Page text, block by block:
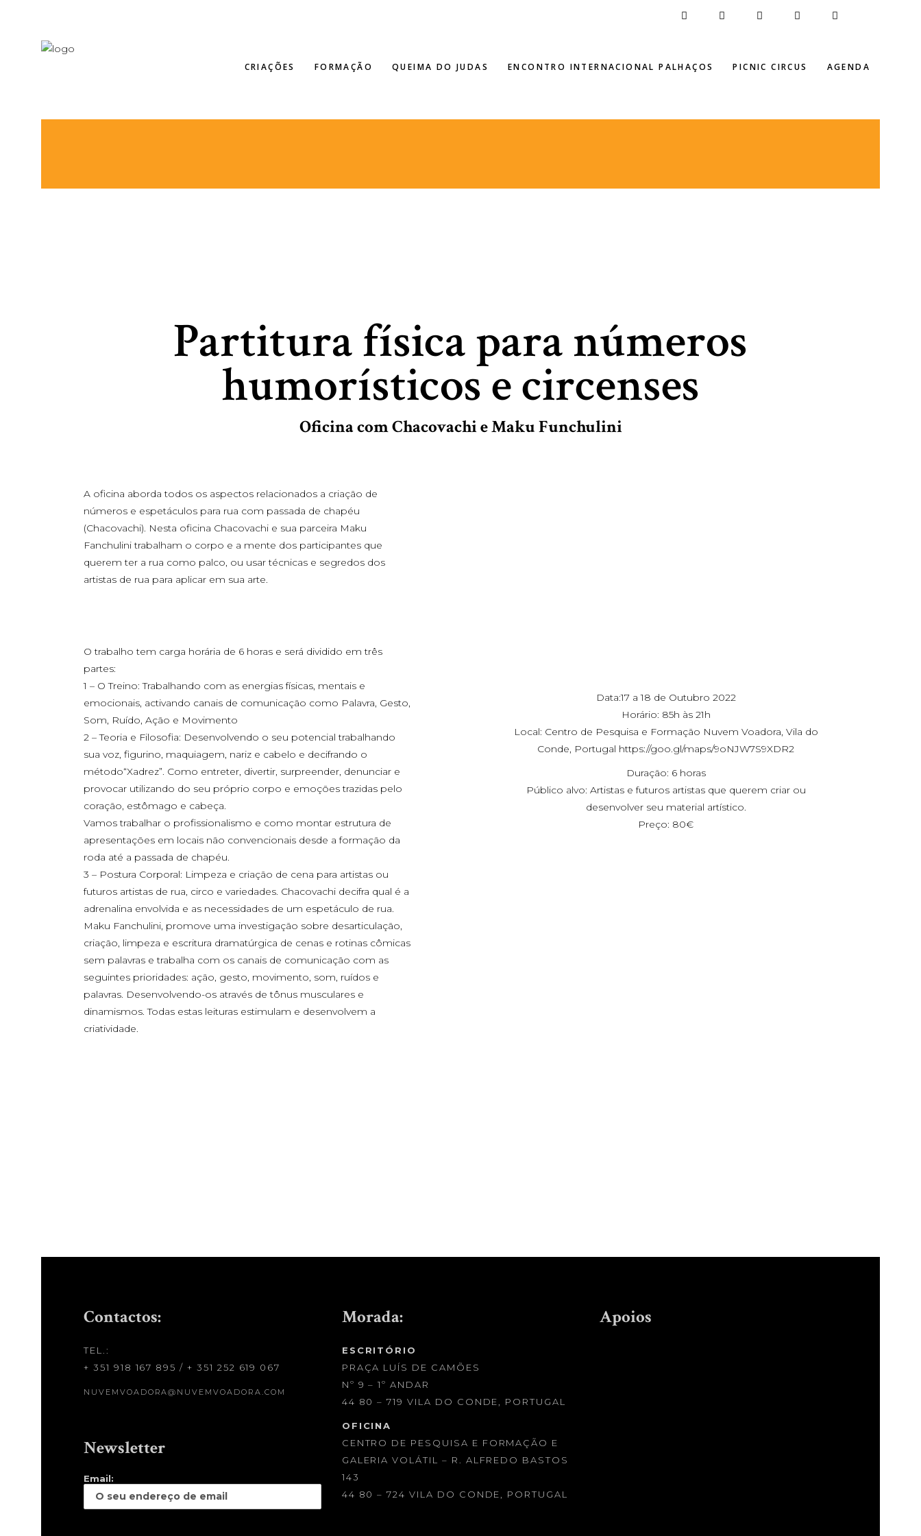
CRIAÇÕES FORMAÇÃO QUEIMA DO JUDAS ENCONTRO INTERNACIONAL PALHAÇOS PICNIC CIRCUS AGENDA
Partitura física para números
humorísticos e circenses
Oficina com Chacovachi e Maku Funchulini
A oficina aborda todos os aspectos relacionados a criação de
números e espetáculos para rua com passada de chapéu
(Chacovachi). Nesta oficina Chacovachi e sua parceira Maku
Fanchulini trabalham o corpo e a mente dos participantes que
querem ter a rua como palco, ou usar técnicas e segredos dos
artistas de rua para aplicar em sua arte.
O trabalho tem carga horária de 6 horas e será dividido em três
partes:
1 – O Treino: Trabalhando com as energias físicas, mentais e
emocionais, activando canais de comunicação como Palavra, Gesto,
Som, Ruído, Ação e Movimento
2 – Teoria e Filosofia: Desenvolvendo o seu potencial trabalhando
sua voz, figurino, maquiagem, nariz e cabelo e decifrando o
método“Xadrez”. Como entreter, divertir, surpreender, denunciar e
provocar utilizando do seu próprio corpo e emoções trazidas pelo
coração, estômago e cabeça.
Vamos trabalhar o profissionalismo e como montar estrutura de
apresentações em locais não convencionais desde a formação da
roda até a passada de chapéu.
3 – Postura Corporal: Limpeza e criação de cena para artistas ou
futuros artistas de rua, circo e variedades. Chacovachi decifra qual é a
adrenalina envolvida e as necessidades de um espetáculo de rua.
Maku Fanchulini, promove uma investigação sobre desarticulação,
criação, limpeza e escritura dramatúrgica de cenas e rotinas cômicas
sem palavras e trabalha com os canais de comunicação com as
seguintes prioridades: ação, gesto, movimento, som, ruídos e
palavras. Desenvolvendo-os através de tônus musculares e
dinamismos. Todas estas leituras estimulam e desenvolvem a
criatividade.
Data:17 a 18 de Outubro 2022
Horário: 85h às 21h
Local: Centro de Pesquisa e Formação Nuvem Voadora, Vila do
Conde, Portugal https://goo.gl/maps/9oNJW7S9XDR2
Duração: 6 horas
Público alvo: Artistas e futuros artistas que querem criar ou
desenvolver seu material artístico.
Preço: 80€
Contactos:
TEL.:
+ 351 918 167 895 / + 351 252 619 067
NUVEMVOADORA@NUVEMVOADORA.COM
Newsletter
Email:
Morada:
ESCRITÓRIO
PRAÇA LUÍS DE CAMÕES
Nº 9 – 1º ANDAR
44 80 – 719 VILA DO CONDE, PORTUGAL
OFICINA
CENTRO DE PESQUISA E FORMAÇÃO E
GALERIA VOLÁTIL – R. ALFREDO BASTOS
143
44 80 – 724 VILA DO CONDE, PORTUGAL
Apoios